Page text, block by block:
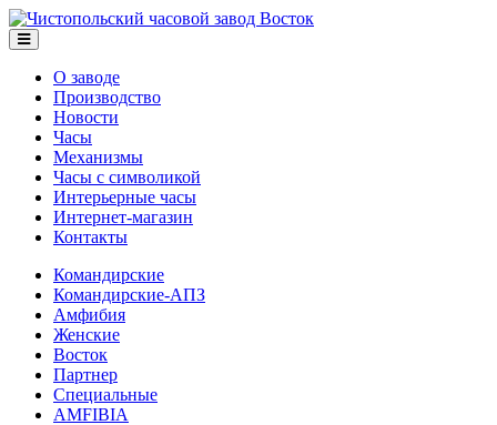
О заводе
Производство
Новости
Часы
Механизмы
Часы с символикой
Интерьерные часы
Интернет-магазин
Контакты
Командирские
Командирские-АПЗ
Амфибия
Женские
Восток
Партнер
Специальные
AMFIBIA